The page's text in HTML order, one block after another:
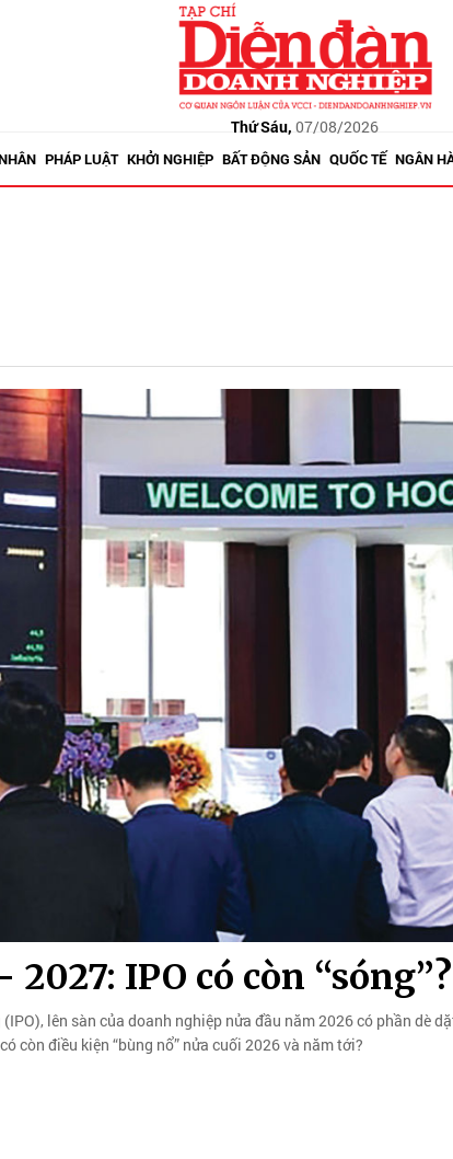
Thứ Sáu, 07/08/2026
PHÁP LUẬT KHỞI NGHIỆP BẤT ĐỘNG SẢN QUỐC TẾ NGÂN
IPO có còn “sóng”?
lên sàn của doanh nghiệp nửa đầu năm 2026 có phần dè
còn điều kiện “bùng nổ” nửa cuối 2026 và năm tới?